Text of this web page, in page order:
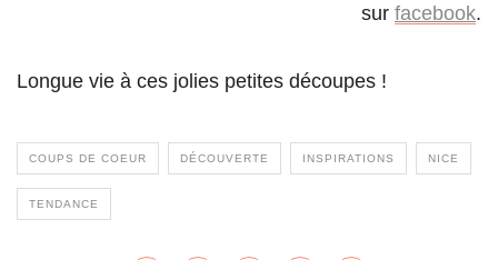
sur facebook.
Longue vie à ces jolies petites découpes !
COUPS DE COEUR DÉCOUVERTE INSPIRATIONS NICE
TENDANCE